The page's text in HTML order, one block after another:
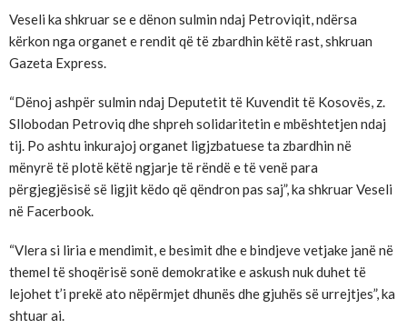
Veseli ka shkruar se e dënon sulmin ndaj Petroviqit, ndërsa
kërkon nga organet e rendit që të zbardhin këtë rast, shkruan
Gazeta Express.
“Dënoj ashpër sulmin ndaj Deputetit të Kuvendit të Kosovës, z.
Sllobodan Petroviq dhe shpreh solidaritetin e mbështetjen ndaj
tij. Po ashtu inkurajoj organet ligjzbatuese ta zbardhin në
mënyrë të plotë këtë ngjarje të rëndë e të venë para
përgjegjësisë së ligjit këdo që qëndron pas saj”, ka shkruar Veseli
në Facerbook.
“Vlera si liria e mendimit, e besimit dhe e bindjeve vetjake janë në
themel të shoqërisë sonë demokratike e askush nuk duhet të
lejohet t’i prekë ato nëpërmjet dhunës dhe gjuhës së urrejtjes”, ka
shtuar ai.